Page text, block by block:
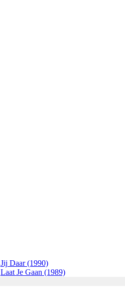
Jij Daar (1990)
Laat Je Gaan (1989)